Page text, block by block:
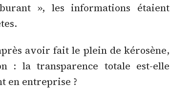
», les informations étaient
avoir fait le plein de kérosène,
: la transparence totale est-elle
en entreprise ?